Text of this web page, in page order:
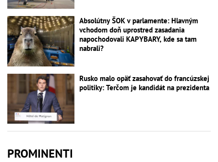
Absolútny ŠOK v parlamente: Hlavným
vchodom doň uprostred zasadania
napochodovali KAPYBARY, kde sa tam
nabrali?
Rusko malo opäť zasahovať do francúzskej
politiky: Terčom je kandidát na prezidenta
PROMINENTI